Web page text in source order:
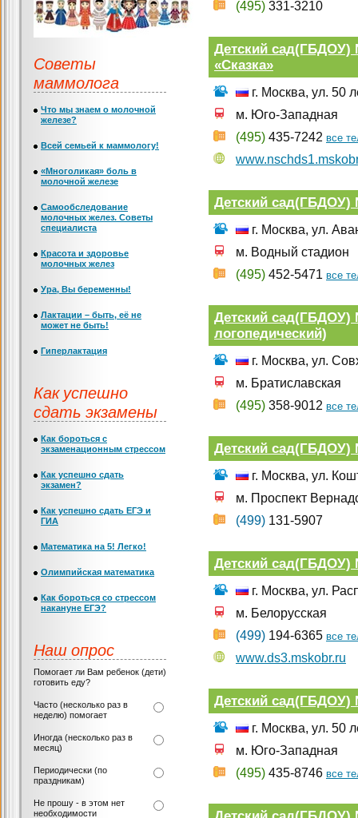
(495) 331-3210
Детский сад(ГБДОУ)
«Сказка»
г. Москва, ул. 50
м. Юго-Западная
(495) 435-7242 все
Детский
г. Москва, ул.
м. Водный стадион
(495) 452-5471 все
Детский сад(ГБДОУ)
логопедический)
г. Москва, ул.
м. Братиславская
(495) 358-9012 все
Детский
г. Москва, ул.
м. Проспект
(499) 131-5907
Детский
г. Москва, ул.
м. Белорусская
(499) 194-6365 все
www.ds3.mskobr.ru
Детский сад(ГБДОУ)
г. Москва, ул. 50
м. Юго-Западная
(495) 435-8746 все
Советы
маммолога
Что мы знаем о молочной
железе?
Всей семьей к маммологу!
«Многоликая» боль в
молочной железе
Самообследование
молочных желез. Советы
специалиста
Красота и здоровье
молочных желез
Ура, Вы беременны!
Лактации – быть, её не
может не быть!
Гиперлактация
Как успешно
сдать экзамены
Как бороться с
экзаменационным стрессом
Как успешно сдать
экзамен?
Как успешно сдать ЕГЭ и
ГИА
Математика на 5! Легко!
Олимпийская математика
Как бороться со стрессом
накануне ЕГЭ?
Наш опрос
Помогает ли Вам ребенок (дети)
готовить еду?
Часто (несколько раз в
неделю) помогает
Иногда (несколько раз в
месяц)
Периодически (по
праздникам)
Не прошу - в этом нет
необходимости